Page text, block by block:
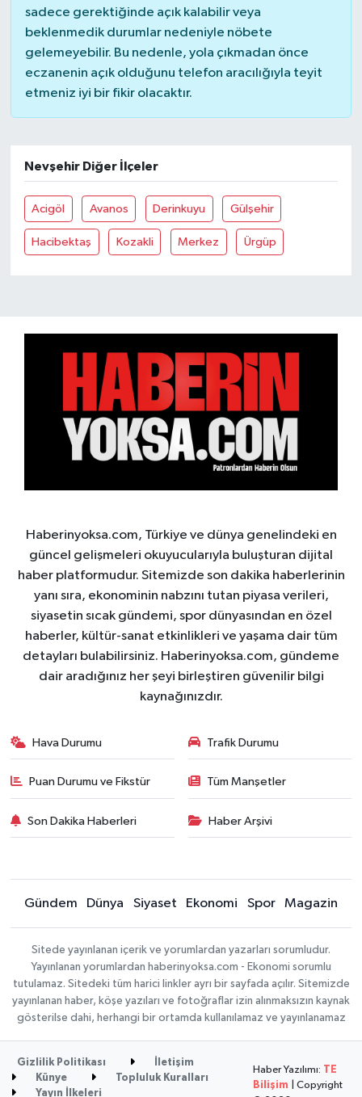
sadece gerektiğinde açık kalabilir veya
beklenmedik durumlar nedeniyle nöbete
gelemeyebilir. Bu nedenle, yola çıkmadan önce
eczanenin açık olduğunu telefon aracılığıyla teyit
etmeniz iyi bir fikir olacaktır.
Nevşehir Diğer İlçeler
Acigöl Avanos Derinkuyu Gülşehir
Hacibektaş Kozakli Merkez Ürgüp
Haberinyoksa.com, Türkiye ve dünya genelindeki en
güncel gelişmeleri okuyucularıyla buluşturan dijital
haber platformudur. Sitemizde son dakika haberlerinin
yanı sıra, ekonominin nabzını tutan piyasa verileri,
siyasetin sıcak gündemi, spor dünyasından en özel
haberler, kültür-sanat etkinlikleri ve yaşama dair tüm
detayları bulabilirsiniz. Haberinyoksa.com, gündeme
dair aradığınız her şeyi birleştiren güvenilir bilgi
kaynağınızdır.
Hava Durumu Trafik Durumu
Puan Durumu ve Fikstür Tüm Manşetler
Son Dakika Haberleri Haber Arşivi
Gündem Dünya Siyaset Ekonomi Spor Magazin
Sitede yayınlanan içerik ve yorumlardan yazarları sorumludur.
Yayınlanan yorumlardan haberinyoksa.com - Ekonomi sorumlu
tutulamaz. Sitedeki tüm harici linkler ayrı bir sayfada açılır. Sitemizde
yayınlanan haber, köşe yazıları ve fotoğraflar izin alınmaksızın kaynak
gösterilse dahi, herhangi bir ortamda kullanılamaz ve yayınlanamaz
Gizlilik Politikası
İletişim
Künye
Topluluk Kuralları
Yayın İlkeleri
Haber Yazılımı: TE
Bilişim | Copyright